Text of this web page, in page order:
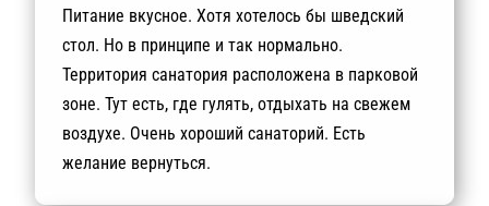
Питание вкусное. Хотя хотелось бы шведский
стол. Но в принципе и так нормально.
Территория санатория расположена в парковой
зоне. Тут есть, где гулять, отдыхать на свежем
воздухе. Очень хороший санаторий. Есть
желание вернуться.